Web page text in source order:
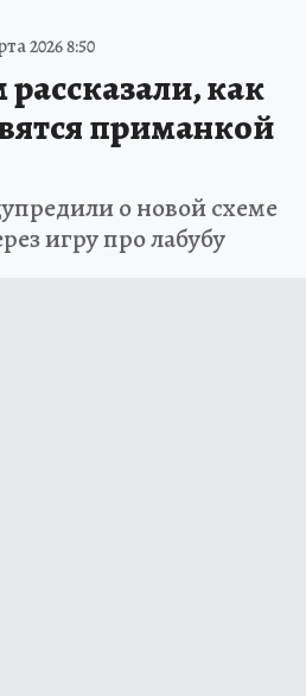
2026 8:50
как
приманкой
о новой схеме
игру про лабубу